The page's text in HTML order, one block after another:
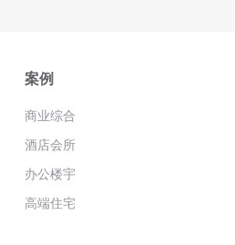
案例
商业综合
酒店会所
办公楼宇
高端住宅